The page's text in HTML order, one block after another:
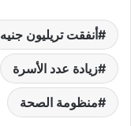
أنفقت تريليون جنيه
زيادة عدد الأسرة
منظومة الصحة